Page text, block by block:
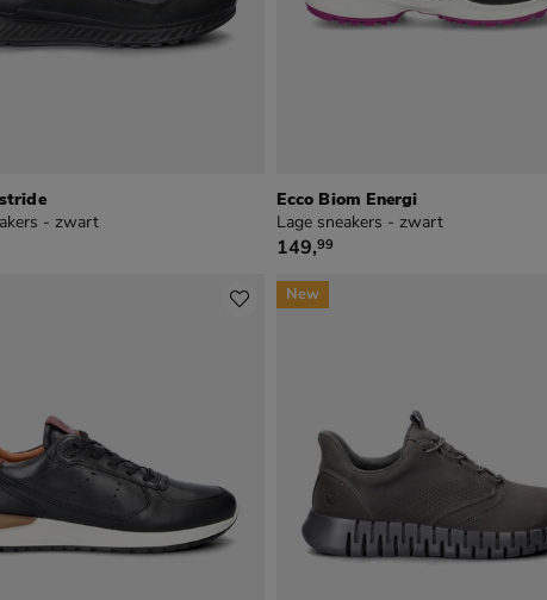
- zwart
Ecco Biom Energi
Lage sneakers - zwart
€ 149,99
149,99
New